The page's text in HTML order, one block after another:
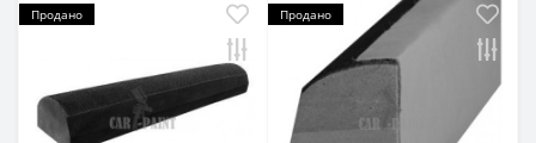
Продано Продано